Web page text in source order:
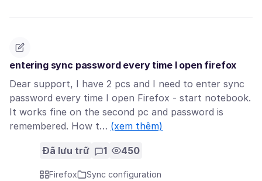
entering sync password every time I open firefox
Dear support, I have 2 pcs and I need to enter sync
password every time I open Firefox - start notebook.
It works fine on the second pc and password is
remembered. How t… (xem thêm)
Đã lưu trữ 1 450
Firefox
Sync configuration